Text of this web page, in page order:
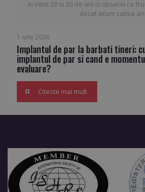
Ai intre 20 si 30 de ani si observi ca
decat acum cativa
1 iulie 2026
Implantul de par la barbati tineri:
implantul de par si cand e
evaluare?
Citeste mai mult